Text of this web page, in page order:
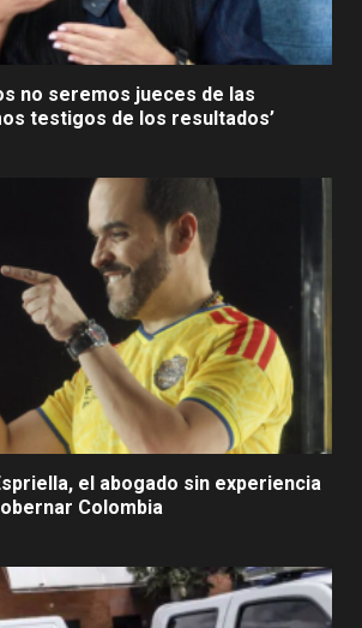
no seremos jueces de las
testigos de los resultados’
el abogado sin experiencia
Colombia